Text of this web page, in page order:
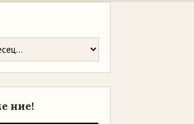
ние!